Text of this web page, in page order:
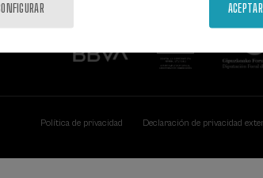
Política de privacidad Declaración de privacidad